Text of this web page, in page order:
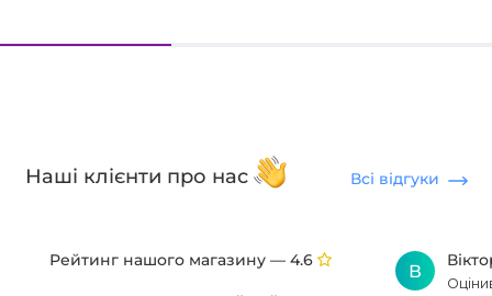
Наші клієнти про нас Всі відгуки
Рейтинг нашого магазину — 4.6 В